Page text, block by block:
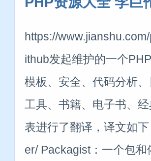
https://
ithub发起维护的一个
模板、安全、代码分析
工具、书籍、电子书、
表进行了翻译，译文如
er/ Packagist：一个包